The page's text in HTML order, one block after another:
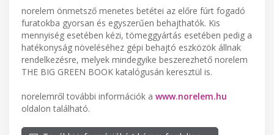
norelem önmetsző menetes betétei az előre fúrt fogadó
furatokba gyorsan és egyszerűen behajthatók. Kis
mennyiség esetében kézi, tömeggyártás esetében pedig a
hatékonyság növeléséhez gépi behajtó eszközök állnak
rendelkezésre, melyek mindegyike beszerezhető norelem
THE BIG GREEN BOOK katalógusán keresztül is.
norelemről további információk a www.norelem.hu
oldalon található.